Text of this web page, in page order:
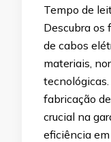
Tempo de
Descubra os
de cabos
materiais,
fabricação
crucial na
eficiência